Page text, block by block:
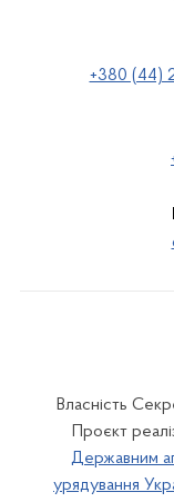
+380 (44)
Власність
Проєкт
Державним
урядування